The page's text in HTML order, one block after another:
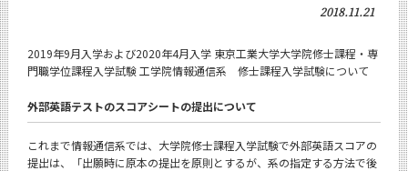
2018.11.21
2019年9月入学および2020年4月入学 東京工業大学大学院修士課程・専
門職学位課程入学試験 工学院情報通信系 修士課程入学試験について
外部英語テストのスコアシートの提出について
これまで情報通信系では、大学院修士課程入学試験で外部英語スコアの
提出は、「出願時に原本の提出を原則とするが、系の指定する方法で後
入学案内
Admissions
情報通信系 News
News 一覧